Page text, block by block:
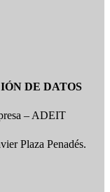
DE DATOS
– ADEIT
Plaza Penadés.